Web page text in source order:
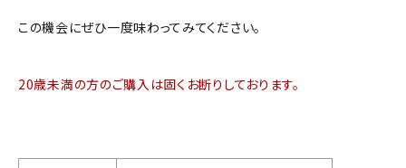
この機会にぜひ一度味わってみてください。
20歳未満の方のご購入は固くお断りしております。